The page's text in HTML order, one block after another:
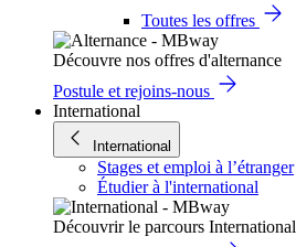
Toutes les offres
Découvre nos offres d'alternance
Postule et rejoins-nous
International
International
Stages et emploi à l’étranger
Étudier à l'international
Découvrir le parcours International